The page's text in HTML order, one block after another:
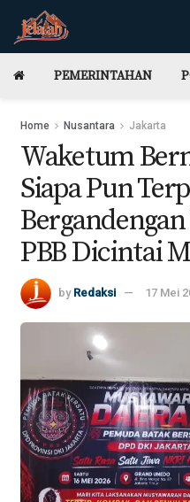
PEMERINTAHAN
Home Nusantara Jakarta
Waketum
Siapa Pun
PBB Dicintai
by Redaksi 17 Mei